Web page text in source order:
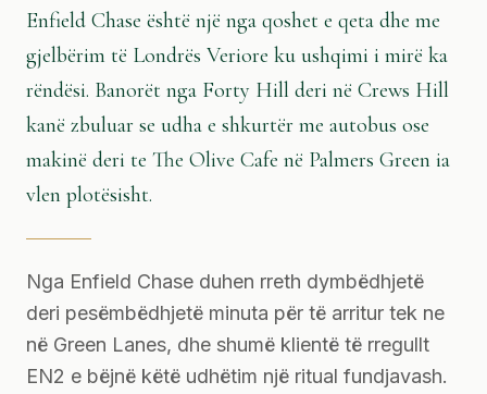
About The Olive Cafe in Enfield Chase
Enfield Chase është një nga qoshet e qeta dhe me
gjelbërim të Londrës Veriore ku ushqimi i mirë ka
rëndësi. Banorët nga Forty Hill deri në Crews Hill
kanë zbuluar se udha e shkurtër me autobus ose
makinë deri te The Olive Cafe në Palmers Green ia
vlen plotësisht.
Nga Enfield Chase duhen rreth dymbëdhjetë
deri pesëmbëdhjetë minuta për të arritur tek ne
në Green Lanes, dhe shumë klientë të rregullt
EN2 e bëjnë këtë udhëtim një ritual fundjavash.